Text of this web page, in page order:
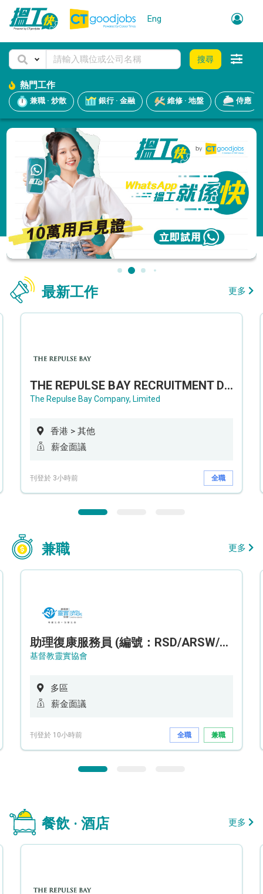
Eng
搜尋
熱門工作
兼職 · 炒散 銀行 · 金融 維修 · 地盤 侍應
最新工作 更多
THE REPULSE BAY RECRUITMENT DAY 淺水灣影灣園人才招聘會
The Repulse Bay Company, Limited
香港 > 其他
薪金面議
刊登於 3小時前 全職
兼職 更多
助理復康服務員 (編號：RSD/ARSW/CTE)
基督教靈實協會
多區
薪金面議
刊登於 10小時前 全職 兼職
餐飲 · 酒店 更多